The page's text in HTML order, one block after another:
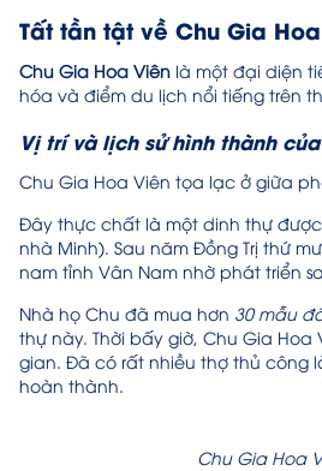
Tất tần tật về Chu Gia
Chu Gia Hoa Viên là một đại diện
hóa và điểm du lịch nổi tiếng trên
Vị trí và lịch sử hình thành
Chu Gia Hoa Viên tọa lạc ở giữa
Đây thực chất là một dinh thự
nhà Minh). Sau năm Đồng Trị thứ
nam tỉnh Vân Nam nhờ phát triển
Nhà họ Chu đã mua hơn 30 mẫu
thự này. Thời bấy giờ, Chu Gia
gian. Đã có rất nhiều thợ thủ công
hoàn thành.
Chu Gia Hoa